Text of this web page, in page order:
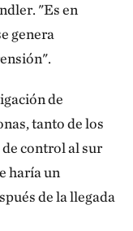
de
dieron un año
darnos el
o 15 años,
que plantamos
árbol tenía
"Es en
genera
de
tanto de los
control al sur
haría un
de la llegada